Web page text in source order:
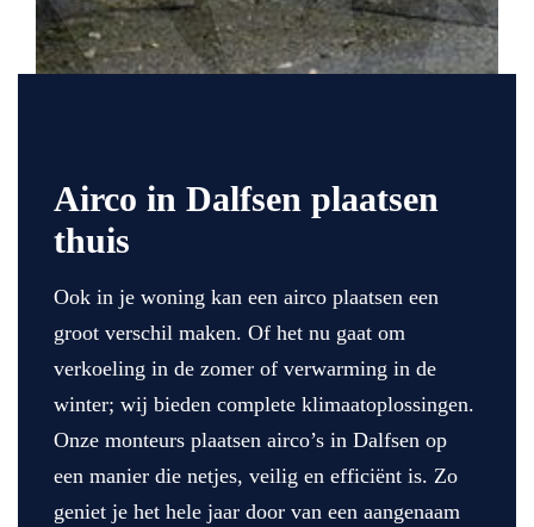
Airco in Dalfsen plaatsen
thuis
Ook in je woning kan een airco plaatsen een
groot verschil maken. Of het nu gaat om
verkoeling in de zomer of verwarming in de
winter; wij bieden complete klimaatoplossingen.
Onze monteurs plaatsen airco’s in Dalfsen op
een manier die netjes, veilig en efficiënt is. Zo
geniet je het hele jaar door van een aangenaam